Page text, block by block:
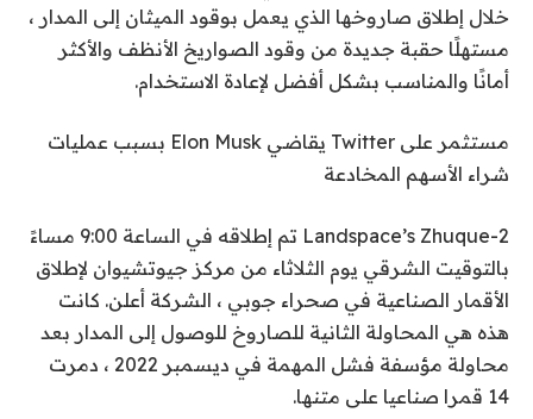
خلال إطلاق صاروخها الذي يعمل بوقود الميثان إلى المدار ،
مستهلًا حقبة جديدة من وقود الصواريخ الأنظف والأكثر
أمانًا والمناسب بشكل أفضل لإعادة الاستخدام.
مستثمر على Twitter يقاضي Elon Musk بسبب عمليات
شراء الأسهم المخادعة
Landspace’s Zhuque-2
تم إطلاقه في الساعة 9:00 مساءً
بالتوقيت الشرقي يوم الثلاثاء من مركز جيوتشيوان لإطلاق
الأقمار الصناعية في صحراء جوبي ، الشركة أعلن. كانت
هذه هي المحاولة الثانية للصاروخ للوصول إلى المدار بعد
محاولة مؤسفة فشل المهمة
في ديسمبر 2022 ، دمرت
14 قمرا صناعيا على متنها.